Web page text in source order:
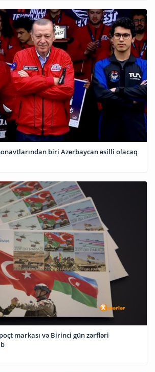
biri Azərbaycan əsilli olacaq
markası və Birinci gün zərfləri